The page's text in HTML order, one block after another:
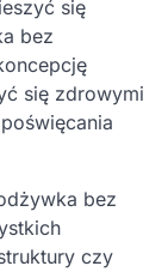
się
bez
się zdrowymi
bez
czy